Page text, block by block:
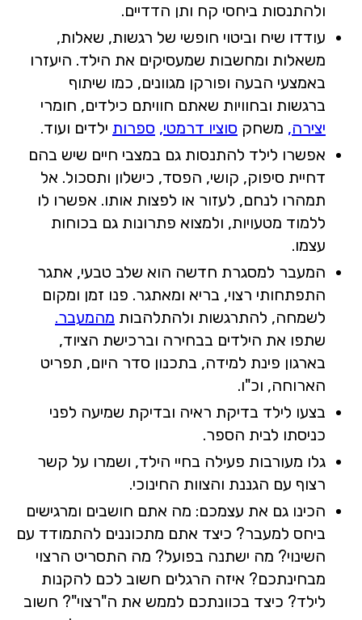
ולהתנסות ביחסי קח ותן הדדיים.
עודדו שיח וביטוי חופשי של רגשות, שאלות,
משאלות ומחשבות שמעסיקים את הילד. היעזרו
באמצעי הבעה ופורקן מגוונים, כמו שיתוף
ברגשות ובחוויות שאתם חוויתם כילדים, חומרי
יצירה, משחק סוציו דרמטי, ספרות ילדים ועוד.
אפשרו לילד להתנסות גם במצבי חיים שיש בהם
דחיית סיפוק, קושי, הפסד, כישלון ותסכול. אל
תמהרו לנחם, לעזור או לפצות אותו. אפשרו לו
ללמוד מטעויות, ולמצוא פתרונות גם בכוחות
עצמו.
המעבר למסגרת חדשה הוא שלב טבעי, אתגר
התפתחותי רצוי, בריא ומאתגר. פנו זמן ומקום
לשמחה, להתרגשות ולהתלהבות מהמעבר.
שתפו את הילדים בבחירה וברכישת הציוד,
בארגון פינת למידה, בתכנון סדר היום, תפריט
הארוחה, וכ"ו.
בצעו לילד בדיקת ראיה ובדיקת שמיעה לפני
כניסתו לבית הספר.
גלו מעורבות פעילה בחיי הילד, ושמרו על קשר
רצוף עם הגננת והצוות החינוכי.
הכינו גם את עצמכם: מה אתם חושבים ומרגישים
ביחס למעבר? כיצד אתם מתכוננים להתמודד עם
השינוי? מה ישתנה בפועל? מה התסריט הרצוי
מבחינתכם? איזה הרגלים חשוב לכם להקנות
לילד? כיצד בכוונתכם לממש את ה"רצוי"? חשוב